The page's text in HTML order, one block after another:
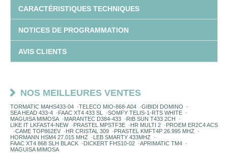
CARACTÉRISTIQUES TECHNIQUES
NOTICES DE PROGRAMMATION
AVIS CLIENTS
NOS MEILLEURES VENTES
TORMATIC MAHS433-04 -TELECO MIO-868-A04 -GIBIDI DOMINO -
SEA HEAD 433-4 -FAAC XT4 433 SL -SOMFY TELIS-1-RTS WHITE -
MAGUISA MIMOSA -MARANTEC D384-433 -RIB SUN T433 2CH -
LIKE IT LKFAST4-NEW-PRASTEL MPSTF3E -HR MULTI 2 -PROEM ER2C4 ACS
-CAME TOP862EV -HR CRISTAL 309 -PRASTEL KMFT4P 26.995 MHZ -
HORMANN HSM4 27.015 MHZ -LEB SMARTY 433MHZ -
FAAC XT4 868 SLH BLACK -DICKERT FHS10-02 -APRIMATIC TM4 -
MAGUISA MIMOSA